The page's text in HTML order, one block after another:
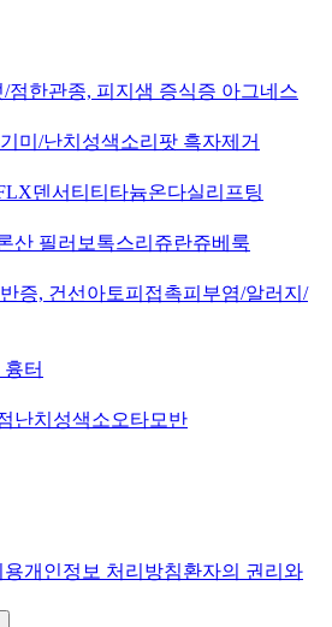
점한관종, 피지샘 증식증 아그네스
기미/난치성색소리팟 흑자제거
덴서티 티타늄온다실리프팅
산 필러 보톡스리쥬란쥬베룩
증, 건선 아토피 접촉피부염/알러지/
터
난치성색소오타모반
용개인정보 처리방침환자의 권리와